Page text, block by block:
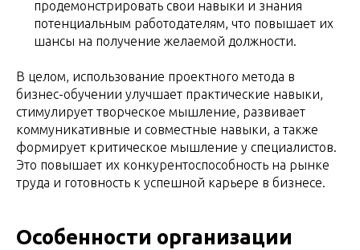
продемонстрировать свои навыки и знания
потенциальным работодателям, что повышает их
шансы на получение желаемой должности.
В целом, использование проектного метода в
бизнес-обучении улучшает практические навыки,
стимулирует творческое мышление, развивает
коммуникативные и совместные навыки, а также
формирует критическое мышление у специалистов.
Это повышает их конкурентоспособность на рынке
труда и готовность к успешной карьере в бизнесе.
Особенности организации